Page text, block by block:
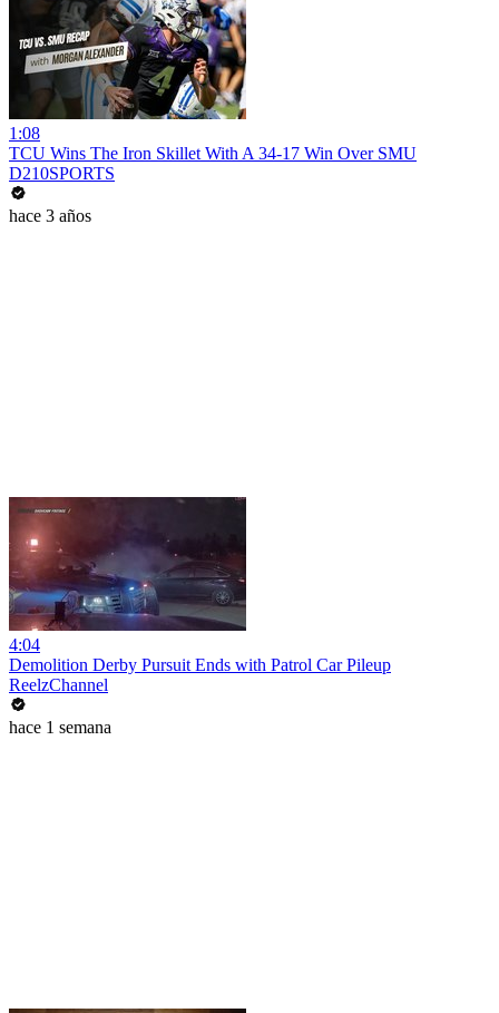
1:08
TCU Wins The Iron Skillet With A 34-17 Win Over SMU
D210SPORTS
hace 3 años
4:04
Demolition Derby Pursuit Ends with Patrol Car Pileup
ReelzChannel
hace 1 semana